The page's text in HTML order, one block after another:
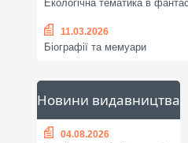
Екологічна тематика в
11.03.2026
Біографії та мемуари
Новини видавництва
04.08.2026